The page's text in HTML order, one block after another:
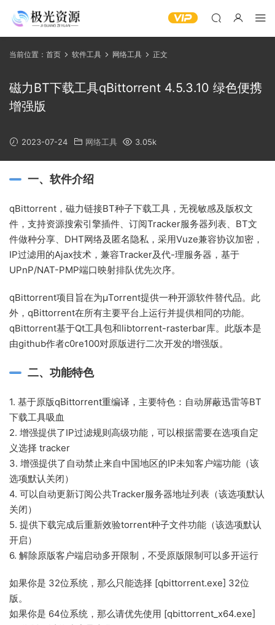
当前位置： 首页 软件工具 网络工具 正文
磁力BT下载工具qBittorrent 4.5.3.10 绿色便携
增强版
2023-07-24 网络工具 3.05k
一、软件介绍
qBittorrent，磁力链接BT种子下载工具，无视敏感及版权文
件，支持资源搜索引擎插件、订阅Tracker服务器列表、BT文
件做种分享、DHT网络及匿名隐私，采用Vuze兼容协议加密，
IP过滤用的Ajax技术，兼容Tracker及代-理服务器，基于
UPnP/NAT-PMP端口映射排队优先次序。
qBittorrent项目旨在为μTorrent提供一种开源软件替代品。此
外，qBittorrent在所有主要平台上运行并提供相同的功能。
qBittorrent基于Qt工具包和libtorrent-rasterbar库。此版本是
由github作者c0re100对原版进行二次开发的增强版。
二、功能特色
1. 基于原版qBittorrent重编译，主要特色：自动屏蔽迅雷等BT
下载工具吸血
2. 增强提供了IP过滤规则高级功能，可以根据需要在选项自定
义选择 tracker
3. 增强提供了自动禁止来自中国地区的IP未知客户端功能（该
选项默认关闭）
4. 可以自动更新订阅公共Tracker服务器地址列表（该选项默认
关闭）
5. 提供下载完成后重新效验torrent种子文件功能（该选项默认
开启）
6. 解除原版客户端启动多开限制，不受原版限制可以多开运行
如果你是 32位系统，那么只能选择 [qbittorrent.exe] 32位
版。
如果你是 64位系统，那么请优先使用 [qbittorrent_x64.exe]